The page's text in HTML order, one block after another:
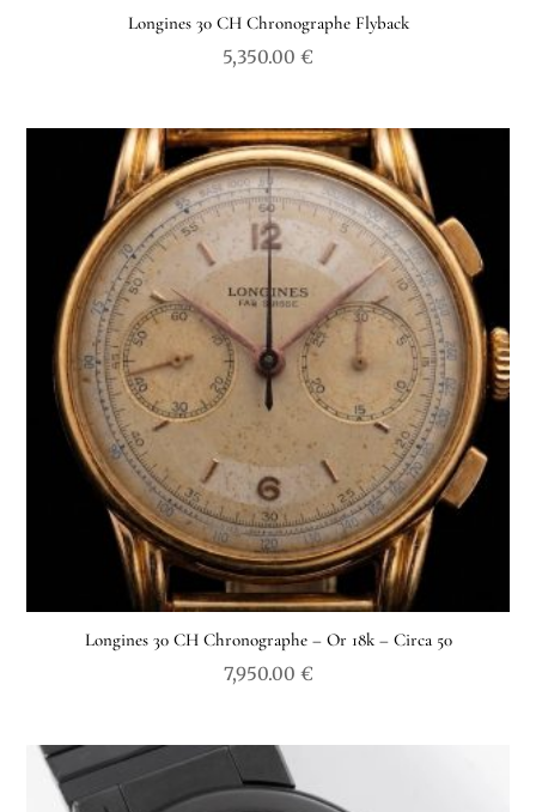
Longines 30 CH Chronographe Flyback
5,350.00 €
Longines 30 CH Chronographe – Or 18k – Circa 50
7,950.00 €